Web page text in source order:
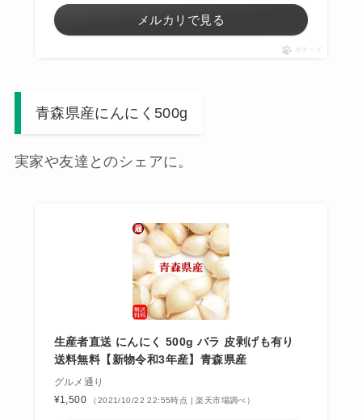
メルカリで見る
ポチップ
青森県産にんにく500g
実家や友達とのシェアに。
生産者直送 にんにく 500g バラ 皮剥げも有り
送料無料【新物令和3年産】青森県産
グルメ通り
¥1,500
（2021/10/22 22:55時点 | 楽天市場調べ）